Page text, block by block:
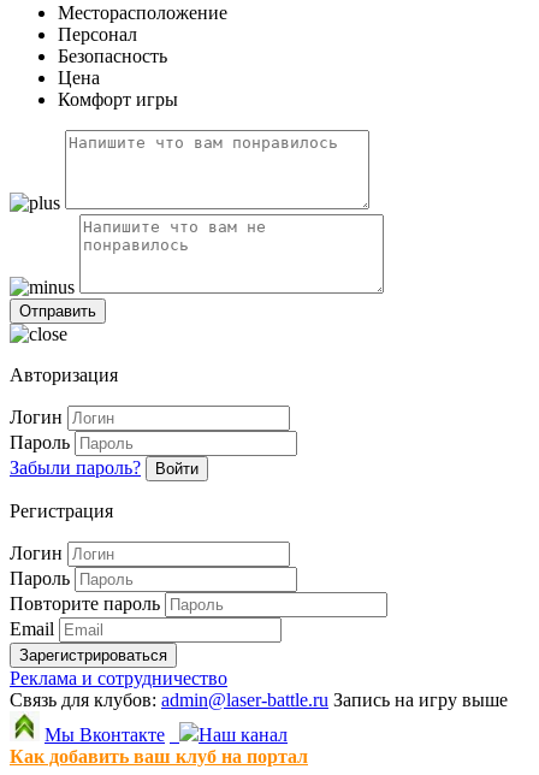
Месторасположение
Персонал
Безопасность
Цена
Комфорт игры
Авторизация
Логин
Пароль
Забыли пароль?
Войти
Регистрация
Логин
Пароль
Повторите пароль
Email
Зарегистрироваться
Реклама и сотрудничество
Связь для клубов: admin@laser-battle.ru Запись на игру выше
Мы Вконтакте
Наш канал
Как добавить ваш клуб на портал